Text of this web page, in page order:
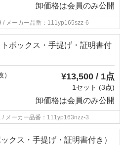
卸価格は会員のみ公開
/ メーカー品番：111yp165szz-6
ボックス・手提げ・証明書付
¥13,500 / 1点
1セット (3点)
卸価格は会員のみ公開
/ メーカー品番：111yp163nzz-3
クス・手提げ・証明書付き）